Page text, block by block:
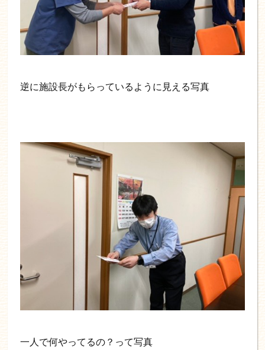
逆に施設長がもらっているように見える写真
一人で何やってるの？って写真